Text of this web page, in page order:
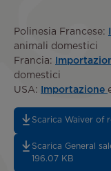
Polinesia Francese:
animali domestici
Francia:
domestici
USA:
Importazione
Scarica Waiver of
Scarica General
196.07 KB